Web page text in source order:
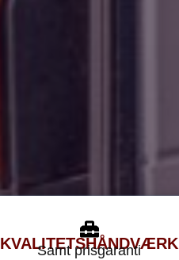
KVALITETSHÅNDVÆRK
Samt prisgaranti